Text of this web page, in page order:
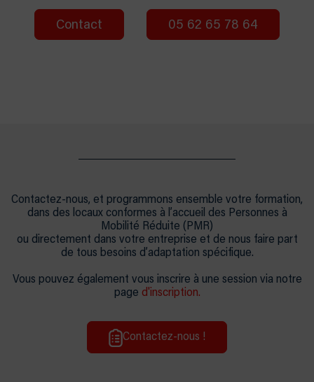
Contact 05 62 65 78 64
Contactez-nous, et programmons ensemble votre formation,
dans des locaux conformes à l’accueil des Personnes à
Mobilité Réduite (PMR)
ou directement dans votre entreprise et de nous faire part
de tous besoins d’adaptation spécifique.
Vous pouvez également vous inscrire à une session via notre
page d'inscription.
Contactez-nous !